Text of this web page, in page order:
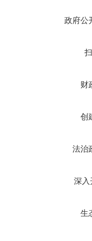
政府公
财
创
法治
深入
生